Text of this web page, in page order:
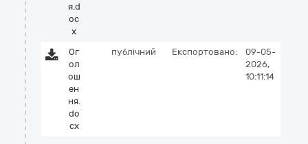
я.d
oc
x
Ог
ол
ош
ен
ня.
do
cx
публічний Експортовано:
09-05-
2026,
10:11:14